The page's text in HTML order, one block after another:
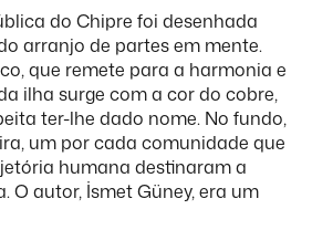
do Chipre foi desenhada
arranjo de partes em mente.
que remete para a harmonia e
ilha surge com a cor do cobre,
ter-lhe dado nome. No fundo,
um por cada comunidade que
humana destinaram a
O autor, İsmet Güney, era um